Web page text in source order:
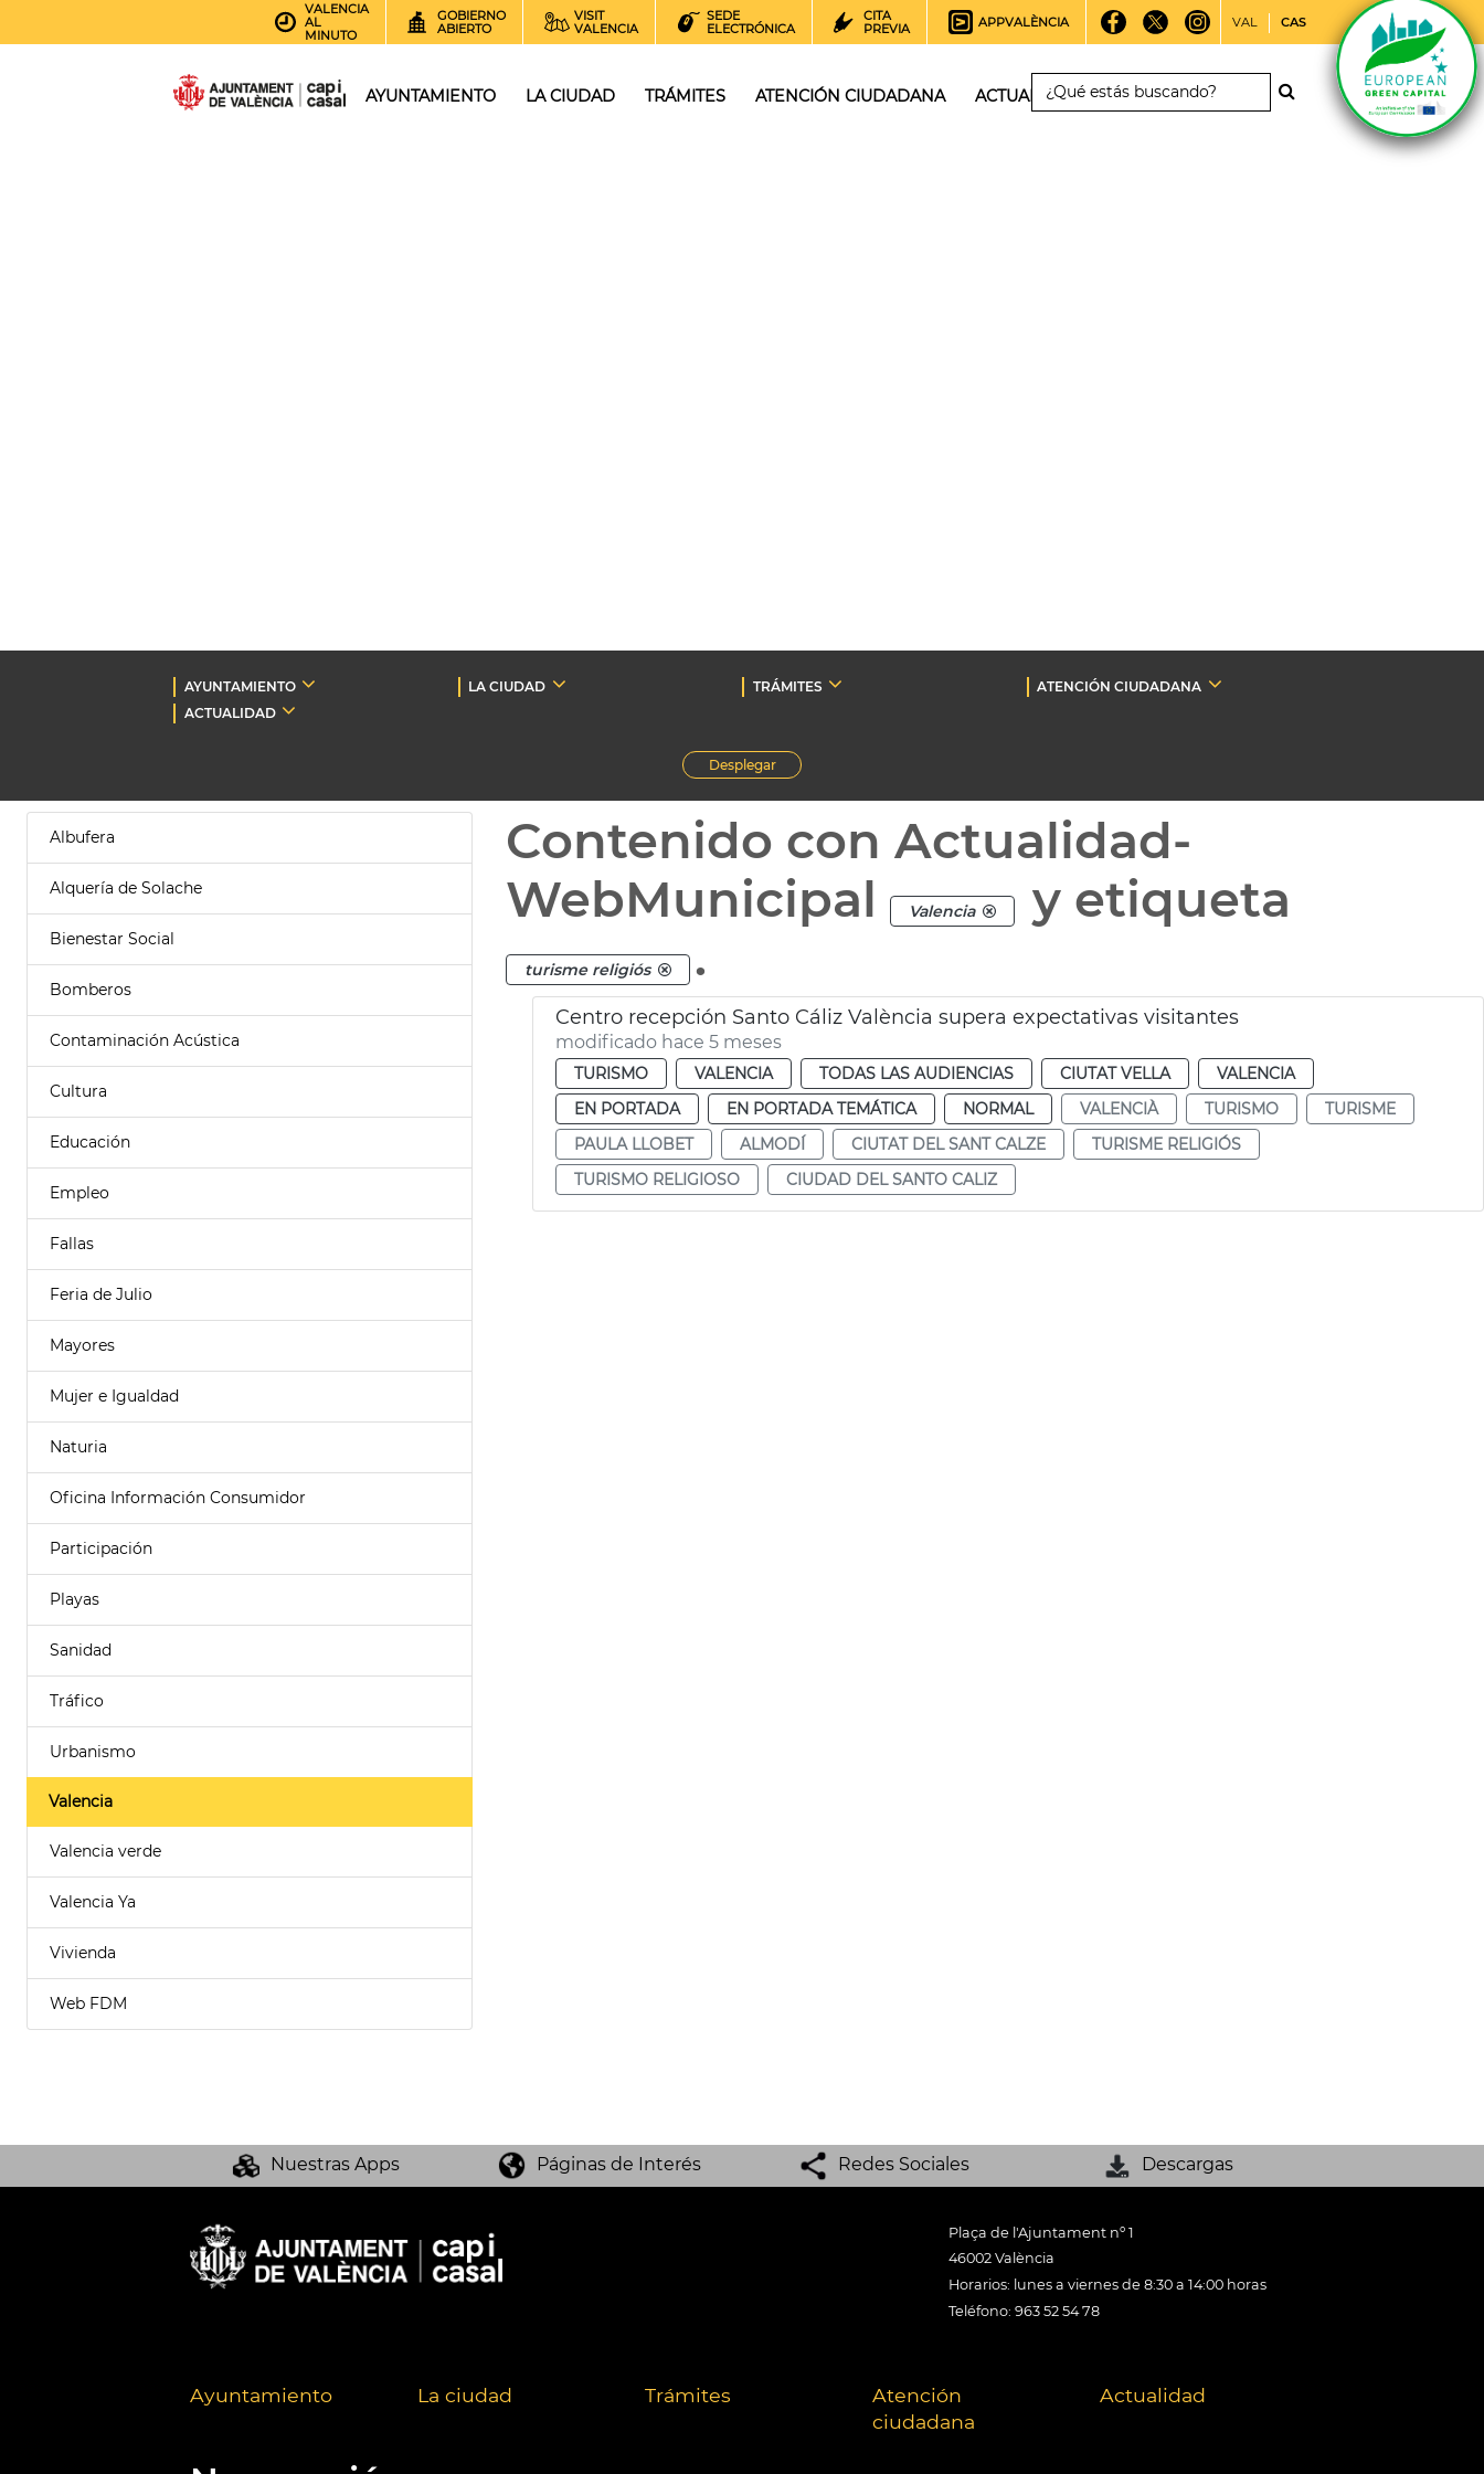
VALENCIA
AL
MINUTO
GOBIERNO
ABIERTO
VISIT
VALENCIA
SEDE
ELECTRÓNICA
CITA
PREVIA
APPVALÈNCIA VAL CAS
AYUNTAMIENTO LA CIUDAD TRÁMITES ATENCIÓN CIUDADANA ACTUALIDAD
AYUNTAMIENTO LA CIUDAD TRÁMITES
ATENCIÓN CIUDADANA
ACTUALIDAD
Desplegar
Albufera
Alquería de Solache
Bienestar Social
Bomberos
Contaminación Acústica
Cultura
Educación
Empleo
Fallas
Feria de Julio
Mayores
Mujer e Igualdad
Naturia
Oficina Información Consumidor
Participación
Playas
Sanidad
Tráfico
Urbanismo
Valencia
Valencia verde
Valencia Ya
Vivienda
Web FDM
Contenido con Actualidad-
WebMunicipal
Valencia y etiqueta
turisme religiós .
Centro recepción Santo Cáliz València supera expectativas visitantes
modificado hace 5 meses
TURISMO VALENCIA TODAS LAS AUDIENCIAS CIUTAT VELLA
VALENCIA
EN PORTADA
EN PORTADA TEMÁTICA NORMAL VALENCIÀ TURISMO
TURISME
PAULA LLOBET
ALMODÍ CIUTAT DEL SANT CALZE
TURISME RELIGIÓS
TURISMO RELIGIOSO
CIUDAD DEL SANTO CALIZ
Nuestras Apps Páginas de Interés Redes Sociales Descargas
Plaça de l'Ajuntament nº 1
46002 València
Horarios: lunes a viernes de 8:30 a 14:00 horas
Teléfono: 963 52 54 78
Ayuntamiento La ciudad Trámites
Atención
ciudadana
Actualidad